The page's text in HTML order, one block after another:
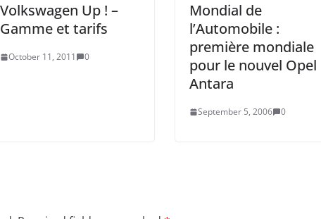
Volkswagen Up ! –
Gamme et tarifs
October 11, 2011 0
Mondial de
l’Automobile :
première mondiale
pour le nouvel Opel
Antara
September 5, 2006 0